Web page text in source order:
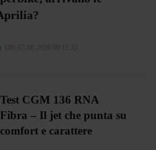
ON 07-08-2026 00:11:35
Test CGM 136 RNA
Fibra – Il jet che punta su
comfort e carattere